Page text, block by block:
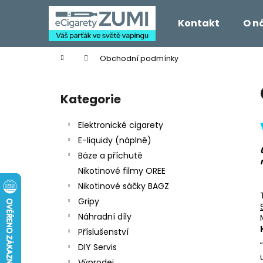
Kontakt O
Domů Obchodní podmínky
Přeskočit
kategorie
Kategorie
Elektronické cigarety
E-liquidy (náplně)
Báze a příchutě
Nikotinové filmy OREE
Nikotinové sáčky BAGZ
Gripy
Náhradní díly
Příslušenství
DIY Servis
„
í
Zpět
do
Zpět
do